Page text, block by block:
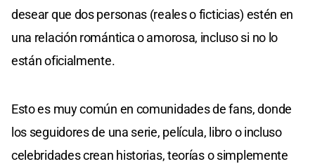
desear que dos personas (reales o ficticias) estén en
una relación romántica o amorosa, incluso si no lo
están oficialmente.
Esto es muy común en comunidades de fans, donde
los seguidores de una serie, película, libro o incluso
celebridades crean historias, teorías o simplemente